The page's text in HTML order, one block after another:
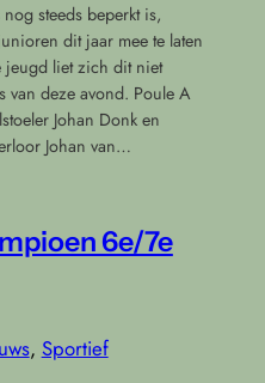
steeds beperkt is,
dit jaar mee te laten
jeugd liet zich dit niet
van deze avond. Poule A
Johan Donk en
Johan van…
6e/7e
, Sportief